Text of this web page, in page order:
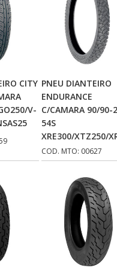
AoCITY
V-
Adicionar Ao
Carrinho
PNEU DIANTEIRO
ENDURANCE
C/CAMARA 90/90-
54S
XRE300/XTZ250/
COD. MTO: 00627